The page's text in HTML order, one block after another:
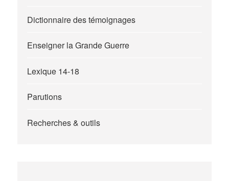
Dictionnaire des témoignages
Enseigner la Grande Guerre
Lexique 14-18
Parutions
Recherches & outils